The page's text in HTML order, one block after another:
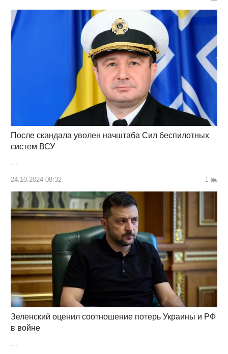
После скандала уволен начштаба Сил беспилотных
систем ВСУ
24.10.2024 08:32 1
Зеленский оценил соотношение потерь Украины и РФ
в войне
…